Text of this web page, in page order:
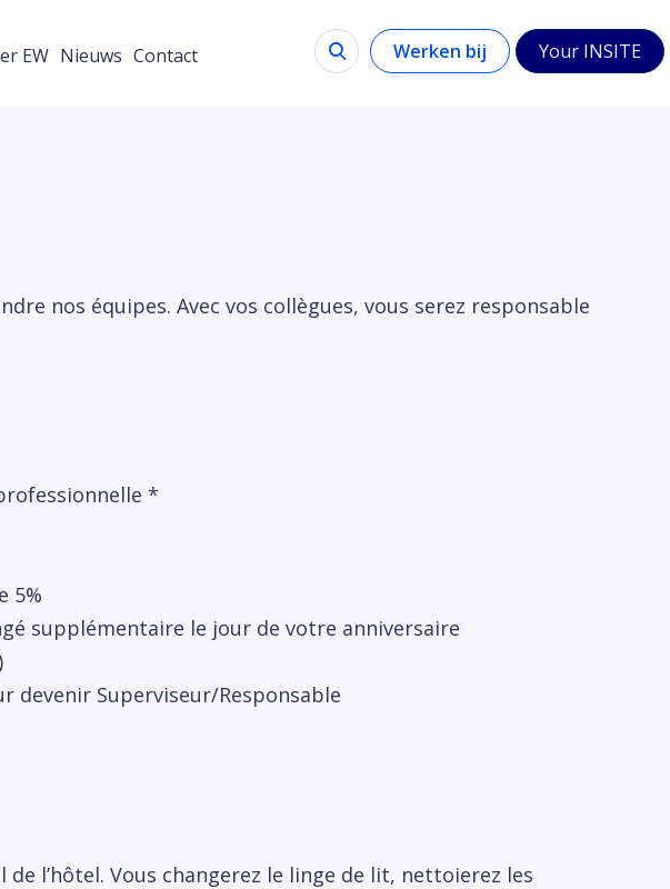
EW Nieuws Contact Werken bij Your INSITE
nos équipes. Avec vos collègues, vous serez responsable
*
5%
supplémentaire le jour de votre anniversaire
devenir Superviseur/Responsable
l’hôtel. Vous changerez le linge de lit, nettoierez les